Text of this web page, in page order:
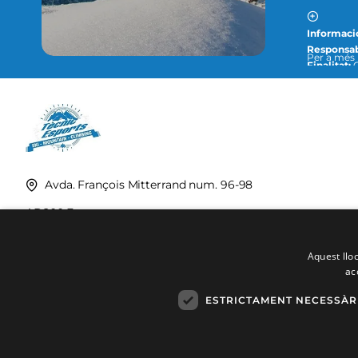
Finalitat:
Per a més informació,
Avda. François Mitterrand num. 96-98
AD200 Encamp
Aquest
ESTRICTAMENT